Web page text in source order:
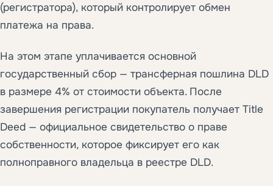
(регистратора), который контролирует обмен
платежа на права.
На этом этапе уплачивается основной
государственный сбор — трансферная пошлина DLD
в размере 4% от стоимости объекта. После
завершения регистрации покупатель получает Title
Deed — официальное свидетельство о праве
собственности, которое фиксирует его как
полноправного владельца в реестре DLD.